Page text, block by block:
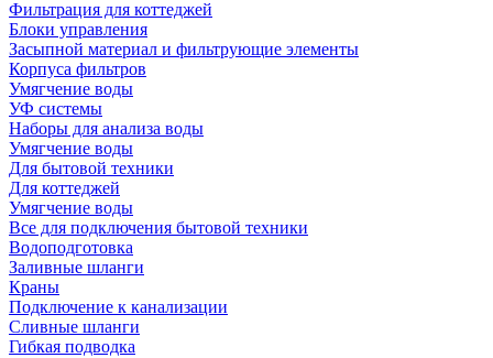
Фильтрация для коттеджей
Блоки управления
Засыпной материал и фильтрующие элементы
Корпуса фильтров
Умягчение воды
УФ системы
Наборы для анализа воды
Умягчение воды
Для бытовой техники
Для коттеджей
Умягчение воды
Все для подключения бытовой техники
Водоподготовка
Заливные шланги
Краны
Подключение к канализации
Сливные шланги
Гибкая подводка